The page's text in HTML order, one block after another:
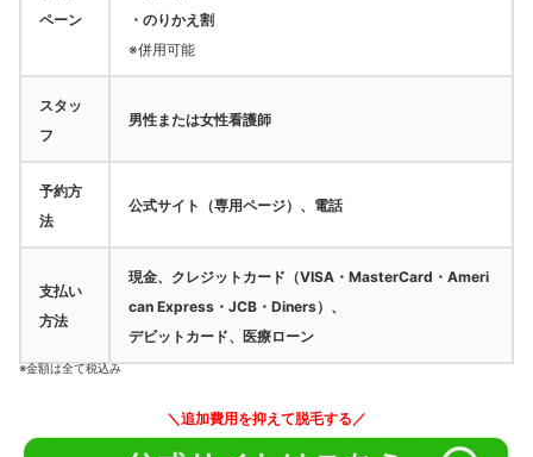
ペーン
・のりかえ割
※併用可能
スタッ
フ
男性または女性看護師
予約方
法
公式サイト（専用ページ）、電話
支払い
方法
現金、クレジットカード（VISA・MasterCard・Ameri
can Express・JCB・Diners）、
デビットカード、医療ローン
※金額は全て税込み
＼追加費用を抑えて脱毛する／